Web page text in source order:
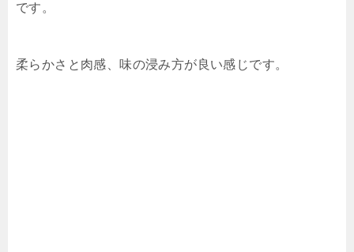
です。
柔らかさと肉感、味の浸み方が良い感じです。